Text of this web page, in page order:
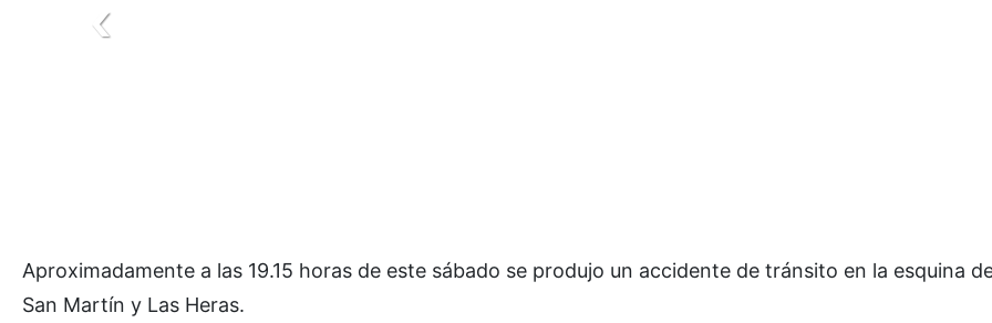
Aproximadamente a las 19.15 horas de este sábado se produjo un accidente de tránsito en la esquina
San Martín y Las Heras.